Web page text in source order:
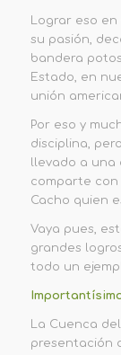
Lograr eso
su pasión,
bandera
Estado, en
unión
Por eso y
disciplina,
llevado a una
comparte con
Cacho quien
Vaya pues,
grandes
todo un
La Cuenca
presentación